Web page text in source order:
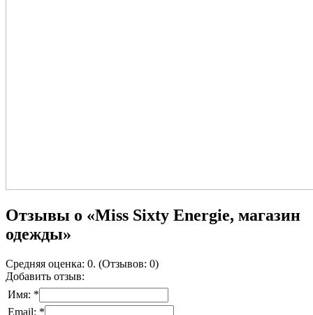
Отзывы о «Miss Sixty Energie, магазин
одежды»
Средняя оценка: 0. (Отзывов: 0)
Добавить отзыв:
Имя: *
Email: *